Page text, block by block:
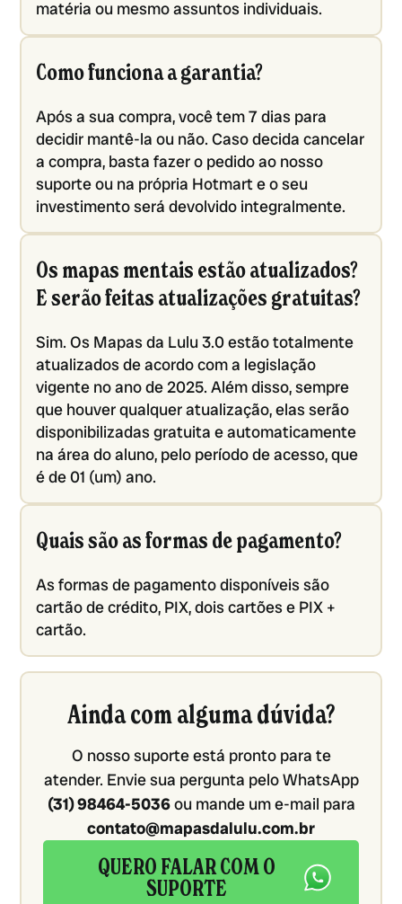
matéria ou mesmo assuntos individuais.
Como funciona a garantia?
Após a sua compra, você tem 7 dias para
decidir mantê-la ou não. Caso decida cancelar
a compra, basta fazer o pedido ao nosso
suporte ou na própria Hotmart e o seu
investimento será devolvido integralmente.
Os mapas mentais estão atualizados?
E serão feitas atualizações gratuitas?
Sim. Os Mapas da Lulu 3.0 estão totalmente
atualizados de acordo com a legislação
vigente no ano de 2025. Além disso, sempre
que houver qualquer atualização, elas serão
disponibilizadas gratuita e automaticamente
na área do aluno, pelo período de acesso, que
é de 01 (um) ano.
Quais são as formas de pagamento?
As formas de pagamento disponíveis são
cartão de crédito, PIX, dois cartões e PIX +
cartão.
Ainda com alguma dúvida?
O nosso suporte está pronto para te
atender. Envie sua pergunta pelo WhatsApp
(31) 98464-5036ou mande um e-mail para
contato@mapasdalulu.com.br
QUERO FALAR COM O
SUPORTE